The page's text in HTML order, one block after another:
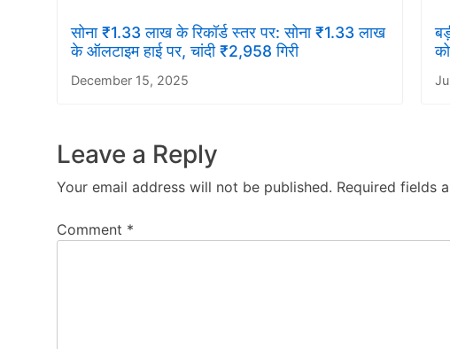
सोना ₹1.33 लाख के रिकॉर्ड स्तर पर: सोना ₹1.33 लाख
के ऑलटाइम हाई पर, चांदी ₹2,958 गिरी
December 15, 2025
Leave a Reply
Your email address will not be published. Required fields
Comment *